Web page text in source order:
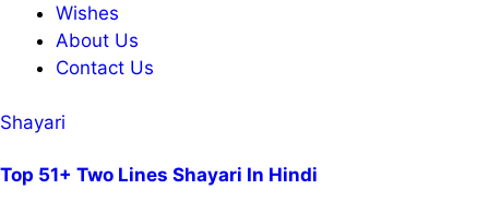
Wishes
About Us
Contact Us
Shayari
Top 51+ Two Lines Shayari In Hindi